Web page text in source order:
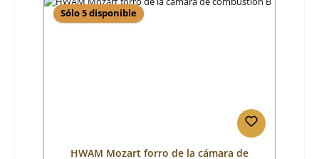
Sólo 5 disponible
HWAM Mozart forro de la cámara de